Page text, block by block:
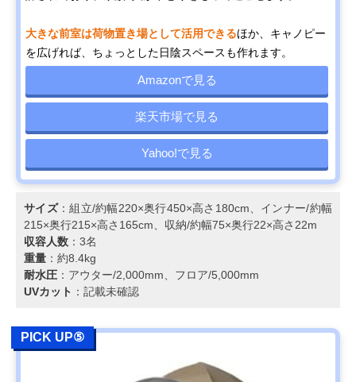
大きな前室は荷物置き場として活用できるほか、キャノピー
を広げれば、ちょっとした日陰スペースも作れます。
Amazonで見る
楽天市場で見る
Yahoo!で見る
サイズ：組立/約幅220×奥行450×高さ180cm、インナー/約幅
215×奥行215×高さ165cm、収納/約幅75×奥行22×高さ22m
収容人数 ：3名
重量 ：約8.4kg
耐水圧 ：アウター/2,000mm、フロア/5,000mm
UVカット ：記載未確認
PICK UP⑤